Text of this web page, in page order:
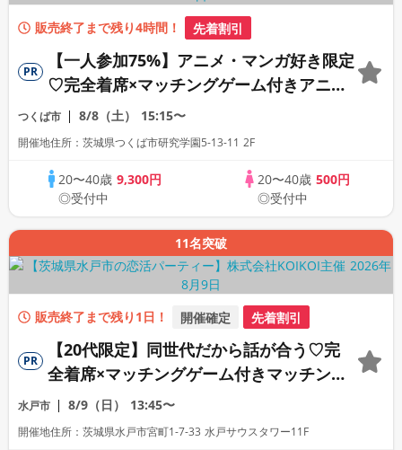
販売終了まで残り4時間！ 先着割引
PR
【一人参加75%】アニメ・マンガ好き限定
♡完全着席×マッチングゲーム付きアニメ
コン
つくば市 8/8（土） 15:15〜
開催地住所：茨城県つくば市研究学園5-13-11 2F
20〜40歳9,300円
◎受付中
20〜40歳 500円
◎受付中
11名突破
販売終了まで残り1日！ 開催確定 先着割引
PR
【20代限定】同世代だから話が合う♡完
全着席×マッチングゲーム付きマッチング
コン
水戸市 8/9（日） 13:45〜
開催地住所：茨城県水戸市宮町1-7-33 水戸サウスタワー11F